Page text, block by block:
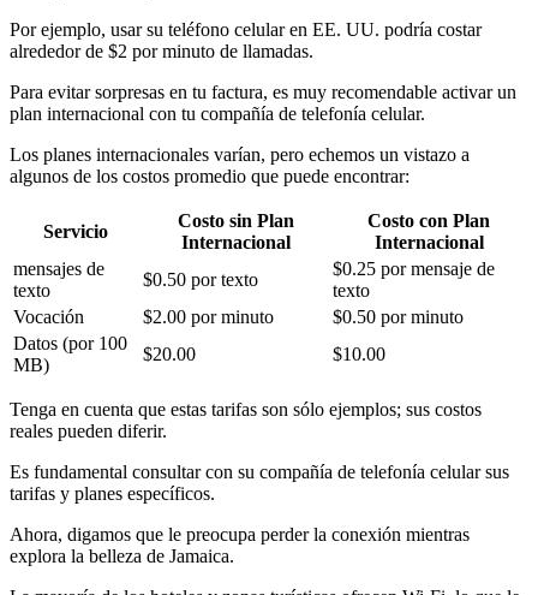
Por ejemplo, usar su teléfono celular en EE. UU. podría costar
alrededor de $2 por minuto de llamadas.
Para evitar sorpresas en tu factura, es muy recomendable activar un
plan internacional con tu compañía de telefonía celular.
Los planes internacionales varían, pero echemos un vistazo a
algunos de los costos promedio que puede encontrar:
Servicio
Costo sin Plan
Internacional
Costo con Plan
Internacional
mensajes de
texto
$0.50 por texto
$0.25 por mensaje de
texto
Vocación
$2.00 por minuto
$0.50 por minuto
Datos (por 100
MB)
$20.00 $10.00
Tenga en cuenta que estas tarifas son sólo ejemplos; sus costos
reales pueden diferir.
Es fundamental consultar con su compañía de telefonía celular sus
tarifas y planes específicos.
Ahora, digamos que le preocupa perder la conexión mientras
explora la belleza de Jamaica.